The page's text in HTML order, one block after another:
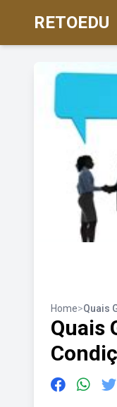
RETOEDU
Home>Quais
Quais